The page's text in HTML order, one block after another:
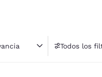
América
Todos los
1